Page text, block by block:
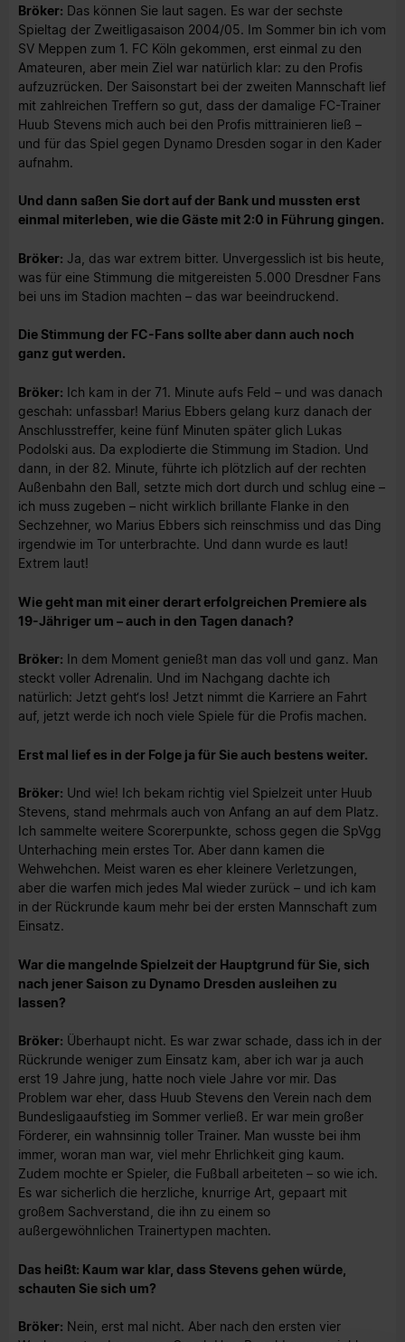
Bröker: Das können Sie laut sagen. Es war der sechste
Spieltag der Zweitligasaison 2004/05. Im Sommer bin ich vom
SV Meppen zum 1. FC Köln gekommen, erst einmal zu den
Amateuren, aber mein Ziel war natürlich klar: zu den Profis
aufzuzrücken. Der Saisonstart bei der zweiten Mannschaft lief
mit zahlreichen Treffern so gut, dass der damalige FC-Trainer
Huub Stevens mich auch bei den Profis mittrainieren ließ –
und für das Spiel gegen Dynamo Dresden sogar in den Kader
aufnahm.
Und dann saßen Sie dort auf der Bank und mussten erst
einmal miterleben, wie die Gäste mit 2:0 in Führung gingen.
Bröker: Ja, das war extrem bitter. Unvergesslich ist bis heute,
was für eine Stimmung die mitgereisten 5.000 Dresdner Fans
bei uns im Stadion machten – das war beeindruckend.
Die Stimmung der FC-Fans sollte aber dann auch noch
ganz gut werden.
Bröker: Ich kam in der 71. Minute aufs Feld – und was danach
geschah: unfassbar! Marius Ebbers gelang kurz danach der
Anschlusstreffer, keine fünf Minuten später glich Lukas
Podolski aus. Da explodierte die Stimmung im Stadion. Und
dann, in der 82. Minute, führte ich plötzlich auf der rechten
Außenbahn den Ball, setzte mich dort durch und schlug eine –
ich muss zugeben – nicht wirklich brillante Flanke in den
Sechzehner, wo Marius Ebbers sich reinschmiss und das Ding
irgendwie im Tor unterbrachte. Und dann wurde es laut!
Extrem laut!
Wie geht man mit einer derart erfolgreichen Premiere als
19-Jähriger um – auch in den Tagen danach?
Bröker: In dem Moment genießt man das voll und ganz. Man
steckt voller Adrenalin. Und im Nachgang dachte ich
natürlich: Jetzt geht‘s los! Jetzt nimmt die Karriere an Fahrt
auf, jetzt werde ich noch viele Spiele für die Profis machen.
Erst mal lief es in der Folge ja für Sie auch bestens weiter.
Bröker: Und wie! Ich bekam richtig viel Spielzeit unter Huub
Stevens, stand mehrmals auch von Anfang an auf dem Platz.
Ich sammelte weitere Scorerpunkte, schoss gegen die SpVgg
Unter­haching mein erstes Tor. Aber dann kamen die
Wehwehchen. Meist waren es eher kleinere Verletzungen,
aber die warfen mich jedes Mal wieder zurück – und ich kam
in der Rückrunde kaum mehr bei der ersten Mannschaft zum
Einsatz.
War die mangelnde Spielzeit der Hauptgrund für Sie, sich
nach jener Saison zu Dynamo Dresden ausleihen zu
lassen?
Bröker: Überhaupt nicht. Es war zwar schade, dass ich in der
Rückrunde weniger zum Einsatz kam, aber ich war ja auch
erst 19 Jahre jung, hatte noch viele Jahre vor mir. Das
Problem war eher, dass Huub Stevens den Verein nach dem
Bundesligaaufstieg im Sommer verließ. Er war mein großer
Förderer, ein wahnsinnig toller Trainer. Man wusste bei ihm
immer, woran man war, viel mehr Ehrlichkeit ging kaum.
Zudem mochte er Spieler, die Fußball arbeiteten – so wie ich.
Es war sicherlich die herzliche, knurrige Art, gepaart mit
großem Sachverstand, die ihn zu einem so
außergewöhnlichen Trainertypen machten.
Das heißt: Kaum war klar, dass Stevens gehen würde,
schauten Sie sich um?
Bröker: Nein, erst mal nicht. Aber nach den ersten vier